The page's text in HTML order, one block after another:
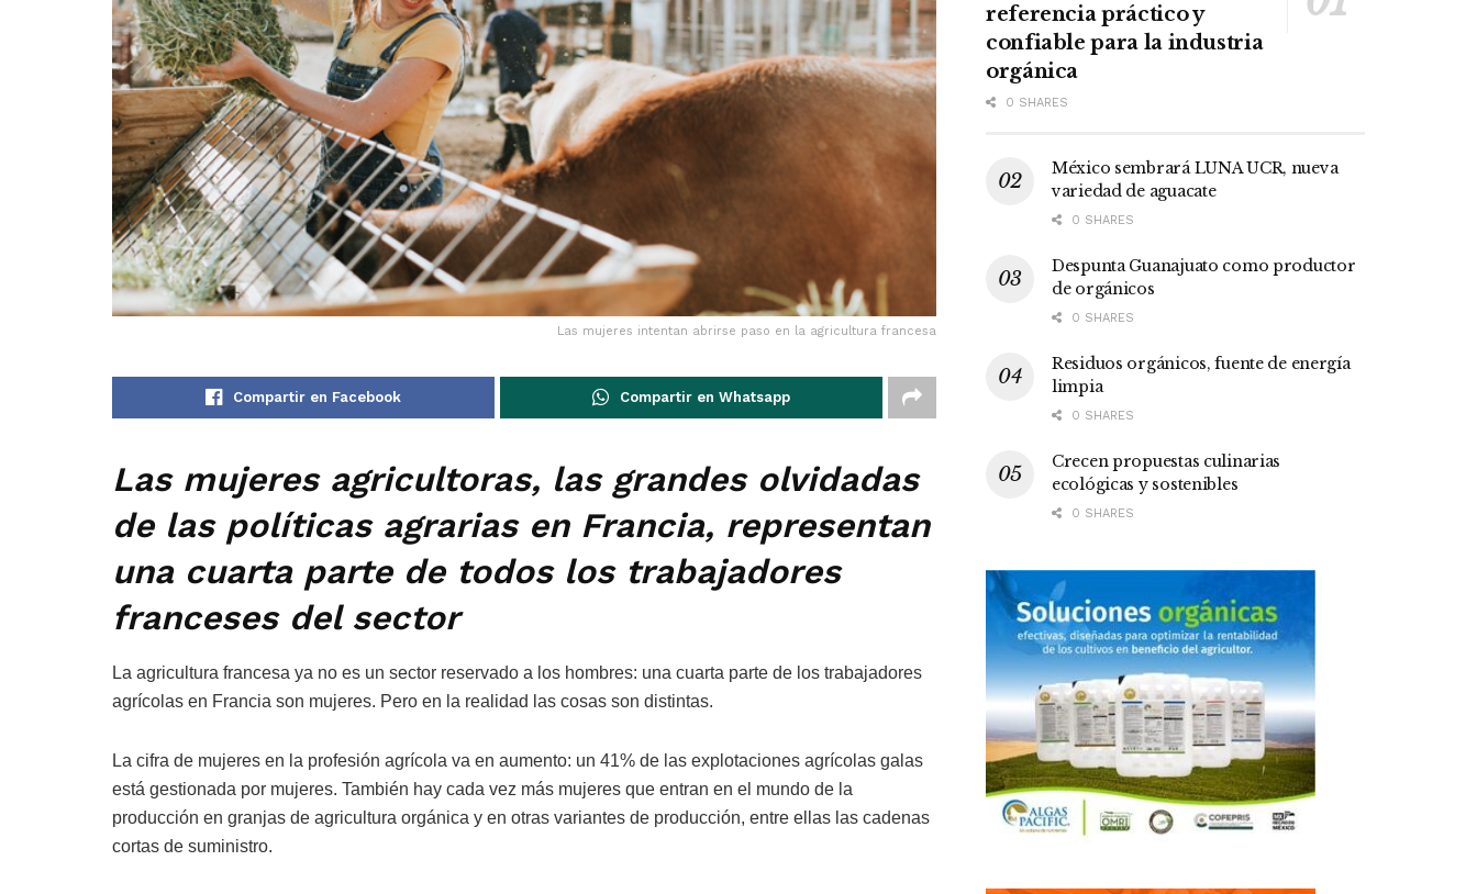
Las mujeres intentan abrirse paso en la agricultura francesa
Compartir en Facebook Compartir en Whatsapp
Las mujeres agricultoras, las grandes olvidadas
de las políticas agrarias en Francia, representan
una cuarta parte de todos los trabajadores
franceses del sector
La agricultura francesa ya no es un sector reservado a los hombres: una cuarta parte de los trabajadores
agrícolas en Francia son mujeres. Pero en la realidad las cosas son distintas.
La cifra de mujeres en la profesión agrícola va en aumento: un 41% de las explotaciones agrícolas galas
está gestionada por mujeres. También hay cada vez más mujeres que entran en el mundo de la
producción en granjas de agricultura orgánica y en otras variantes de producción, entre ellas las cadenas
cortas de suministro.
referencia práctico y
confiable para la industria
orgánica
0 SHARES
México sembrará LUNA UCR, nueva
variedad de aguacate
0 SHARES
Despunta Guanajuato como productor
de orgánicos
0 SHARES
Residuos orgánicos, fuente de energía
limpia
0 SHARES
Crecen propuestas culinarias
ecológicas y sostenibles
0 SHARES